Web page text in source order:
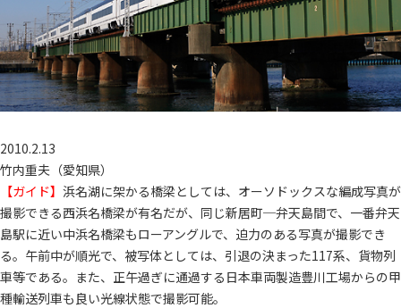
2010.2.13
竹内重夫（愛知県）
【ガイド】 浜名湖に架かる橋梁としては、オーソドックスな編成写真が
撮影できる西浜名橋梁が有名だが、同じ新居町─弁天島間で、一番弁天
島駅に近い中浜名橋梁もローアングルで、迫力のある写真が撮影でき
る。午前中が順光で、被写体としては、引退の決まった117系、貨物列
車等である。また、正午過ぎに通過する日本車両製造豊川工場からの甲
種輸送列車も良い光線状態で撮影可能。